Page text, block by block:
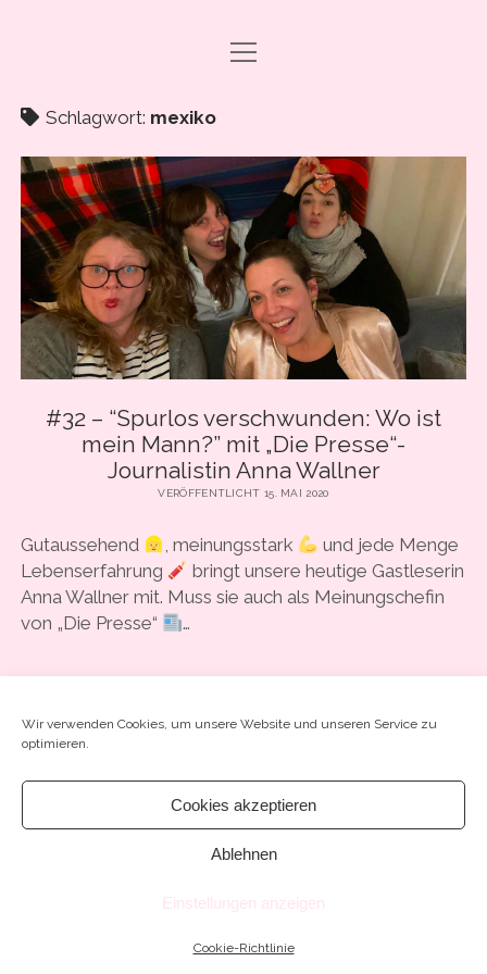
Wir verwenden Cookies, um unsere Website und unseren Service zu
optimieren.
Cookies akzeptieren
Ablehnen
Einstellungen anzeigen
Cookie-Richtlinie
DRAMA CARBONARA, BABY!
ABO & SUPPORT
PODCAST FOLGEN
SHOP
ÜBER UNS
PRESSE
EVENTS & BOOKING
INFO Menü
IMPRESSUM
ANLEITUNG ZUM PODCAST-HÖREN
COOKIE-RICHTLINIE (EU)
facebookinstagram
youtube
emailspotify
Menü
öffnen
Schlagwort: mexiko
#32 – “Spurlos verschwunden: Wo ist
mein Mann?” mit „Die Presse“-
Journalistin Anna Wallner
VERÖFFENTLICHT 15. MAI 2020
Gutaussehend , meinungsstark
und jede Menge
Lebenserfahrung
bringt unsere heutige Gastleserin
Anna Wallner mit. Muss sie auch als Meinungschefin
von „Die Presse“
…
WO
IST
PRESSE“-
ANNA
Chosen WordPress Themeby Compete Themes.